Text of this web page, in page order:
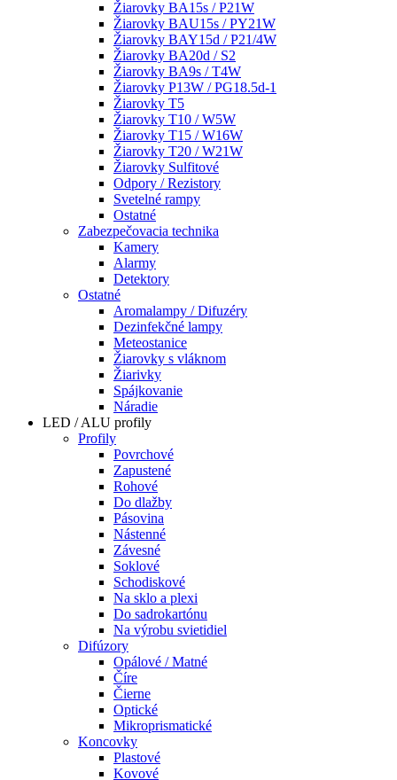
Žiarovky BA15s / P21W
Žiarovky BAU15s / PY21W
Žiarovky BAY15d / P21/4W
Žiarovky BA20d / S2
Žiarovky BA9s / T4W
Žiarovky P13W / PG18.5d-1
Žiarovky T5
Žiarovky T10 / W5W
Žiarovky T15 / W16W
Žiarovky T20 / W21W
Žiarovky Sulfitové
Odpory / Rezistory
Svetelné rampy
Ostatné
Zabezpečovacia technika
Kamery
Alarmy
Detektory
Ostatné
Aromalampy / Difuzéry
Dezinfekčné lampy
Meteostanice
Žiarovky s vláknom
Žiarivky
Spájkovanie
Náradie
LED / ALU profily
Profily
Povrchové
Zapustené
Rohové
Do dlažby
Pásovina
Nástenné
Závesné
Soklové
Schodiskové
Na sklo a plexi
Do sadrokartónu
Na výrobu svietidiel
Difúzory
Opálové / Matné
Číre
Čierne
Optické
Mikroprismatické
Koncovky
Plastové
Kovové